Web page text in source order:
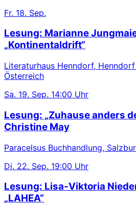
Fr. 18. Sep.
Lesung: Marianne
„Kontinentaldrift“
Literaturhaus Henndorf,
Österreich
Sa. 19. Sep. 14:00 Uhr
Lesung: „Zuhause anders
Christine May
Paracelsus Buchhandlung,
Di. 22. Sep. 19:00 Uhr
Lesung: Lisa-Viktoria
„LAHEA“